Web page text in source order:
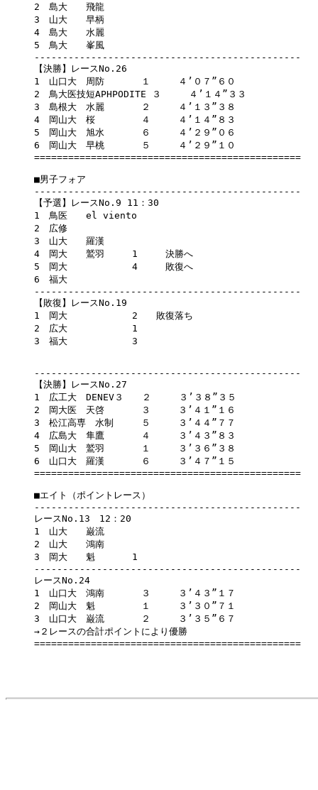
2　島大　　飛龍
3　山大　　早柄
4　島大　　水麗
5　鳥大　　峯風
-----------------------------------------------
【決勝】レースNo.26
1　山口大　周防　　　　１　　　４’０７”６０
2　鳥大医技短APHPODITE ３　　　４’１４”３３
3　島根大　水麗　　　　２　　　４’１３”３８
4　岡山大　桜　　　　　４　　　４’１４”８３
5　岡山大　旭水　　　　６　　　４’２９”０６
6　岡山大　早桃　　　　５　　　４’２９”１０
===============================================
■男子フォア
-----------------------------------------------
【予選】レースNo.9 11：30
1　鳥医　　el viento
2　広修
3　山大　　羅漢
4　岡大　　鷲羽　　　1　　　決勝へ
5　岡大　　　　　　　4　　　敗復へ
6　福大
-----------------------------------------------
【敗復】レースNo.19
1　岡大　　　　　　　2　　敗復落ち
2　広大　　　　　　　1
3　福大　　　　　　　3
-----------------------------------------------
【決勝】レースNo.27
1　広工大　DENEV３　　２　　　３’３８”３５
2　岡大医　天啓　　　　３　　　３’４１”１６
3　松江高専　水制　　　５　　　３’４４”７７
4　広島大　隼鷹　　　　４　　　３’４３”８３
5　岡山大　鷲羽　　　　１　　　３’３６”３８
6　山口大　羅漢　　　　６　　　３’４７”１５
===============================================
■エイト（ポイントレース）
-----------------------------------------------
レースNo.13　12：20
1　山大　　巌流
2　山大　　鴻南
3　岡大　　魁　　　　1
-----------------------------------------------
レースNo.24
1　山口大　鴻南　　　　３　　　３’４３”１７
2　岡山大　魁　　　　　１　　　３’３０”７１
3　山口大　巌流　　　　２　　　３’３５”６７
→２レースの合計ポイントにより優勝